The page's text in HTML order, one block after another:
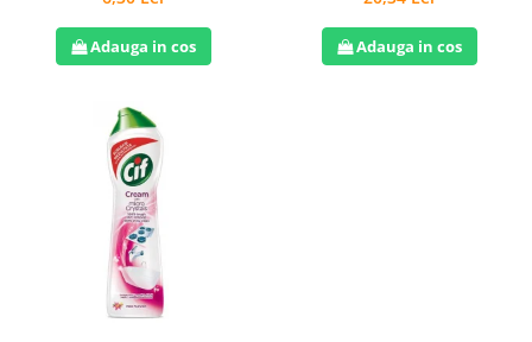
Adauga in cos Adauga in cos